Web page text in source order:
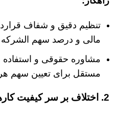
تنظیم دقیق و شفاف
مالی و درصد سهم الشرکه
مشاوره حقوقی و استفاده
مستقل برای تعیین سهم
2. اختلاف بر سر کیفیت